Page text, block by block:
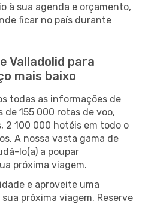
à sua agenda e orçamento,
ficar no país durante
Valladolid para
mais baixo
todas as informações de
de 155 000 rotas de voo,
2 100 000 hotéis em todo o
A nossa vasta gama de
lo(a) a poupar
próxima viagem.
e aproveite uma
próxima viagem. Reserve